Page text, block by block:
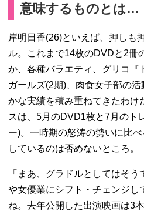
意味するものとは…
岸明日香(26)といえば、押しも
ル。これまで14枚のDVDと2冊
か、各種バラエティ、グリコ『
ガールズ(2期)、肉食女子部の
かな実績を積み重ねてきたわけ
スは、5月のDVD1枚と7月のト
ー)。一時期の怒涛の勢いに比
しているのは否めないところ。
「まあ、グラドルとしてはそ
や女優業にシフト・チェンジし
ね。去年公開した出演映画は3